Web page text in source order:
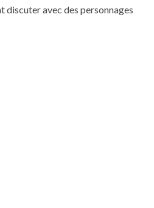
discuter avec des personnages